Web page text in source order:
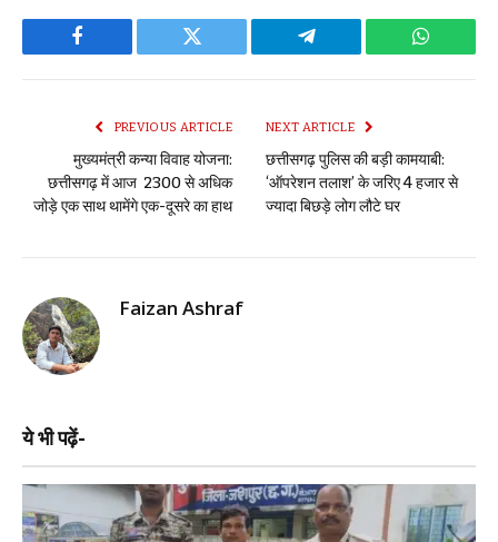
Facebook Twitter Telegram
PREVIOUS ARTICLE
मुख्यमंत्री कन्या विवाह योजना:
छत्तीसगढ़ में आज 2300 से अधिक
जोड़े एक साथ थामेंगे एक-दूसरे का हाथ
NEXT ARTICLE
छत्तीसगढ़ पुलिस की बड़ी कामयाबी:
‘ऑपरेशन तलाश’ के जरिए 4 हजार से
ज्यादा बिछड़े लोग लौटे घर
Faizan Ashraf
ये भी पढ़ें-